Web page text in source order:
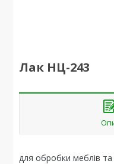
Лак НЦ-243
для обробки меблів